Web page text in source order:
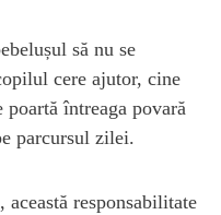
să nu se
cere ajutor, cine
poartă întreaga povară
parcursul zilei.
, această responsabilitate